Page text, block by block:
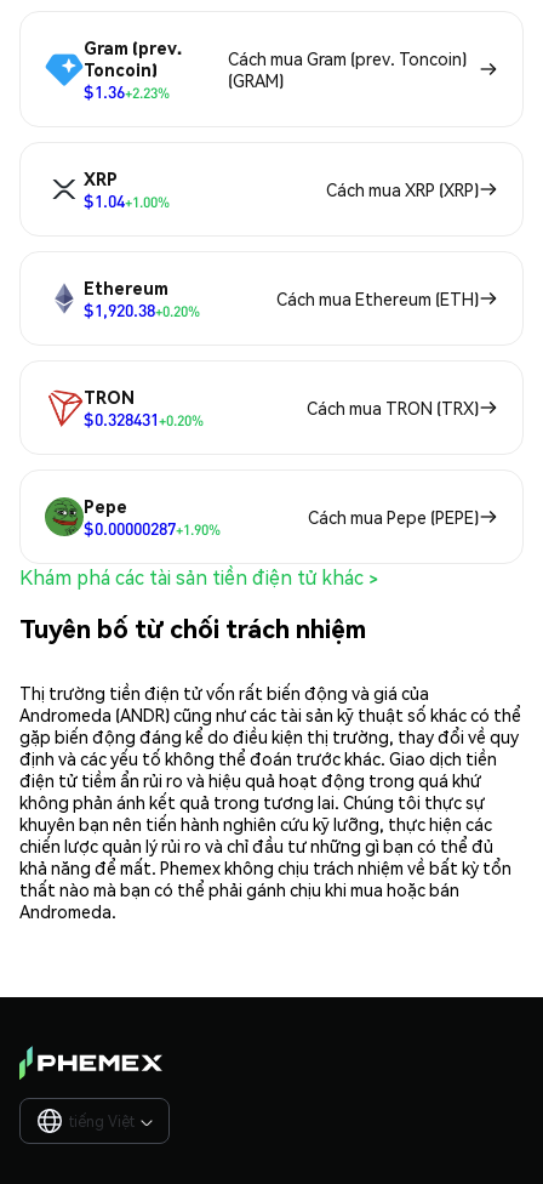
Gram (prev.
Toncoin)
$1.36+2.23%
Cách mua Gram (prev. Toncoin)
(GRAM)
XRP
$1.04+1.00%
Cách mua XRP (XRP)
Ethereum
$1,920.38+0.20%
Cách mua Ethereum (ETH)
TRON
$0.328431+0.20%
Cách mua TRON (TRX)
Pepe
$0.00000287+1.90%
Cách mua Pepe (PEPE)
Khám phá các tài sản tiền điện tử khác >
Tuyên bố từ chối trách nhiệm
Thị trường tiền điện tử vốn rất biến động và giá của
Andromeda (ANDR) cũng như các tài sản kỹ thuật số khác có thể
gặp biến động đáng kể do điều kiện thị trường, thay đổi về quy
định và các yếu tố không thể đoán trước khác. Giao dịch tiền
điện tử tiềm ẩn rủi ro và hiệu quả hoạt động trong quá khứ
không phản ánh kết quả trong tương lai. Chúng tôi thực sự
khuyên bạn nên tiến hành nghiên cứu kỹ lưỡng, thực hiện các
chiến lược quản lý rủi ro và chỉ đầu tư những gì bạn có thể đủ
khả năng để mất. Phemex không chịu trách nhiệm về bất kỳ tổn
thất nào mà bạn có thể phải gánh chịu khi mua hoặc bán
Andromeda.
tiếng Việt 